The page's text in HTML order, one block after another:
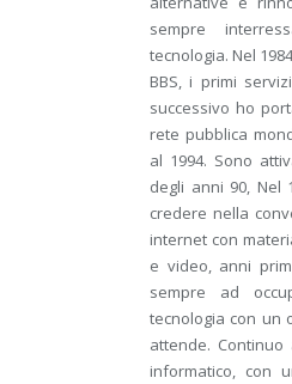
sempre
tecnologia. Nel
BBS, i primi
successivo ho
rete pubblica
al 1994. Sono
degli anni 90, Nel
credere nella
internet con
e video, anni
sempre ad
tecnologia con un
attende.
informatico, con